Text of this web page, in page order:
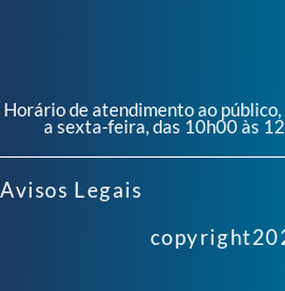
Horário de atendimento ao
a sexta-feira, das 10h00 às
Avisos Legais
copyright